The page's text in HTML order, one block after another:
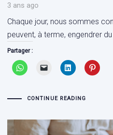
3 ans ago
Chaque jour, nous sommes
peuvent, à terme, engendrer
Partager :
CONTINUE READING